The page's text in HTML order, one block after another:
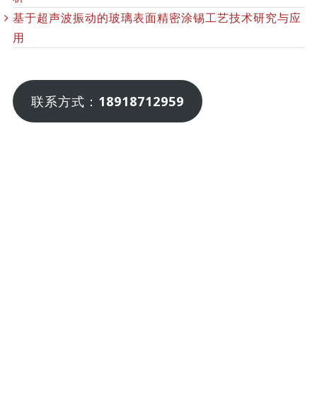
基于超声波振动的玻璃表面精密涂锡工艺技术研究与应
用
联系方式： 18918712959